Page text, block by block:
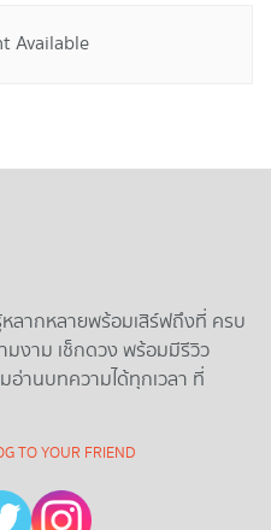
Available
หลากหลายพร้อมเสิร์ฟถึงที่ ครบ
มงาม เช็กดวง พร้อมมีรีวิว
านบทความได้ทุกเวลา ที่
TO YOUR FRIEND